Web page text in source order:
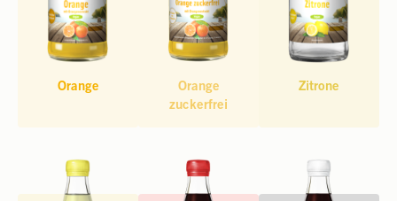
Orange
Orange
zuckerfrei
Zitrone